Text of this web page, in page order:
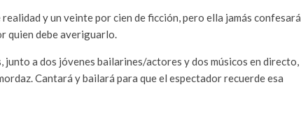
y un veinte por cien de ficción, pero ella jamás confesará
quien debe averiguarlo.
a dos jóvenes bailarines/actores y dos músicos en directo,
Cantará y bailará para que el espectador recuerde esa